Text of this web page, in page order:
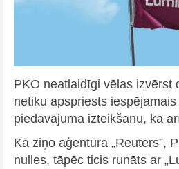
PKO neatlaidīgi vēlas izvērst
netiku apspriests
piedāvājuma izteikšanu, kā
Kā ziņo aģentūra „Reuters”,
nulles, tāpēc ticis runāts ar